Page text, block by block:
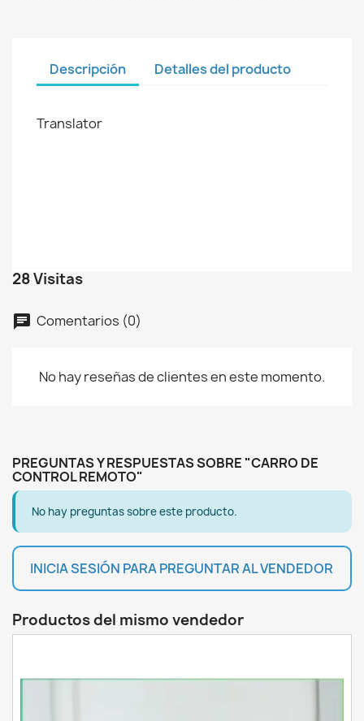
Descripción Detalles del producto
Translator
28 Visitas
chat Comentarios (0)
No hay reseñas de clientes en este momento.
PREGUNTAS Y RESPUESTAS SOBRE "CARRO DE
CONTROL REMOTO"
No hay preguntas sobre este producto.
INICIA SESIÓN PARA PREGUNTAR AL VENDEDOR
Productos del mismo vendedor